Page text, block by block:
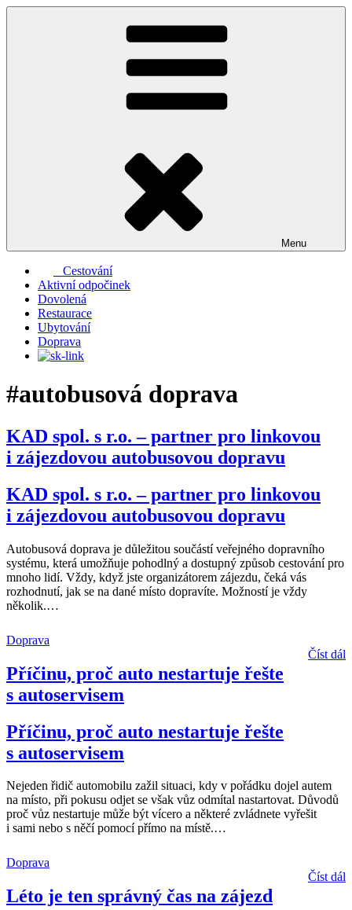
Přejít
Menu
Cestování
Aktivní odpočinek
Dovolená
Restaurace
Ubytování
Doprava
#autobusová doprava
KAD spol. s r.o. – partner pro linkovou
i zájezdovou autobusovou dopravu
KAD spol. s r.o. – partner pro linkovou
i zájezdovou autobusovou dopravu
Autobusová doprava je důležitou součástí veřejného dopravního
systému, která umožňuje pohodlný a dostupný způsob cestování pro
mnoho lidí. Vždy, když jste organizátorem zájezdu, čeká vás
rozhodnutí, jak se na dané místo dopravíte. Možností je vždy
několik.…
Doprava
Číst dál
Příčinu, proč auto nestartuje řešte
s autoservisem
Příčinu, proč auto nestartuje řešte
s autoservisem
Nejeden řidič automobilu zažil situaci, kdy v pořádku dojel autem
na místo, při pokusu odjet se však vůz odmítal nastartovat. Důvodů
proč vůz nestartuje může být vícero a některé zvládnete vyřešit
i sami nebo s něčí pomocí přímo na místě.…
Doprava
Číst dál
Léto je ten správný čas na zájezd